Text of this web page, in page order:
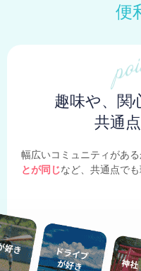
便
趣味や、関
共通
幅広いコミュニティがあ
とが同じなど、共通点で